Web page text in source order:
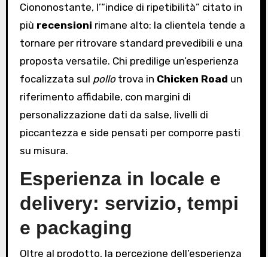
Ciononostante, l’“indice di ripetibilità” citato in
più recensioni rimane alto: la clientela tende a
tornare per ritrovare standard prevedibili e una
proposta versatile. Chi predilige un’esperienza
focalizzata sul pollotrova in Chicken Road un
riferimento affidabile, con margini di
personalizzazione dati da salse, livelli di
piccantezza e side pensati per comporre pasti
su misura.
Esperienza in locale e
delivery: servizio, tempi
e packaging
Oltre al prodotto, la percezione dell’esperienza